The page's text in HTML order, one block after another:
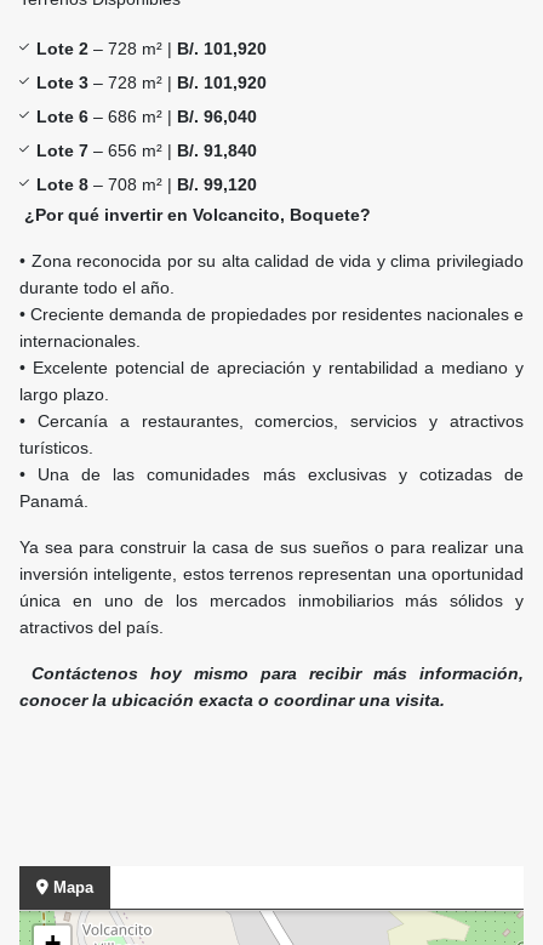
Lote 2 – 728 m² | B/. 101,920
Lote 3 – 728 m² | B/. 101,920
Lote 6 – 686 m² | B/. 96,040
Lote 7 – 656 m² | B/. 91,840
Lote 8 – 708 m² | B/. 99,120
¿Por qué invertir en Volcancito, Boquete?
• Zona reconocida por su alta calidad de vida y clima privilegiado
durante todo el año.
• Creciente demanda de propiedades por residentes nacionales e
internacionales.
• Excelente potencial de apreciación y rentabilidad a mediano y
largo plazo.
• Cercanía a restaurantes, comercios, servicios y atractivos
turísticos.
• Una de las comunidades más exclusivas y cotizadas de
Panamá.
Ya sea para construir la casa de sus sueños o para realizar una
inversión inteligente, estos terrenos representan una oportunidad
única en uno de los mercados inmobiliarios más sólidos y
atractivos del país.
Contáctenos hoy mismo para recibir más información,
conocer la ubicación exacta o coordinar una visita.
Mapa